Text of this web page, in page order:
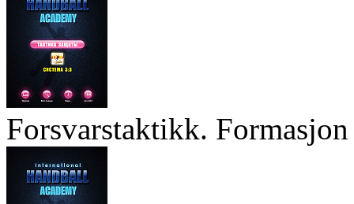
Forsvarstaktikk.